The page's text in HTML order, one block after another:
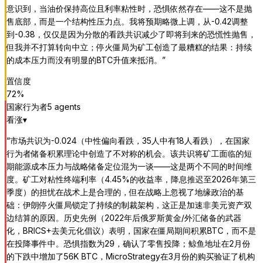
意识到，当油价保持高位且利率粘性时，恐惧依然存在——这不是抛
售底部，而是一个结构性压力点。我将预期略微上调，从-0.42调整
到-0.38，仅仅是因为分散的看跌共识减少了即将到来的恐慌性抛售，
但我并不打算转向中立；停火僵局为矿工创造了最糟糕的结果：持续
的成本压力而没有明显的BTC升值来抵消。 ”
置信度
72%
国家行为者5 agents
看涨▾
“市场共识为-0.024（中性偏向看跌，35人中有18人看跌），在国家
行为者储备积累理论中创造了不对称的机会。该共识将矿工面临的短
期能源成本压力与战略储备定位混为一谈——这是两个不同的时间维
度。矿工对粘性终端利率（4.45%的收益率，降息推迟至2026年第三
季度）的担忧在战术上是合理的，但在战略上忽视了地缘政治的基
础：伊朗停火僵局锁定了持续的制裁架构，这正是加速非美元资产双
边结算的原因。历史先例（2022年后俄罗斯黄金/外汇储备的武器
化，BRICS+去美元化倡议）表明，国家在僵局期间积累BTC，而不是
在投降事件中。恐惧指数为29，确认了零售投降；鲸鱼地址在2月份
的下跌中增加了56K BTC，MicroStrategy在3月份的购买验证了机构